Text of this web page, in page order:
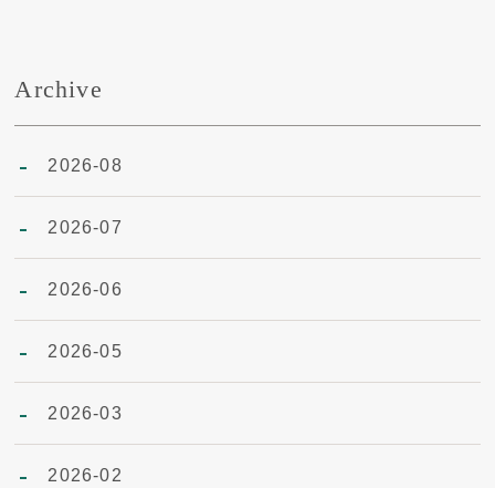
Archive
2026-08
2026-07
2026-06
2026-05
2026-03
2026-02